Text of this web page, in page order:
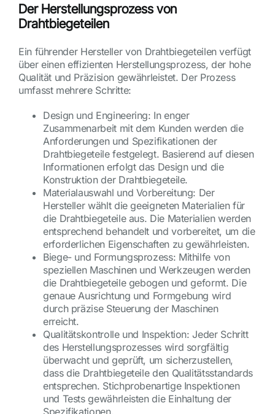
Der Herstellungsprozess von
Drahtbiegeteilen
Ein führender Hersteller von Drahtbiegeteilen verfügt
über einen effizienten Herstellungsprozess, der hohe
Qualität und Präzision gewährleistet. Der Prozess
umfasst mehrere Schritte:
Design und Engineering: In enger
Zusammenarbeit mit dem Kunden werden die
Anforderungen und Spezifikationen der
Drahtbiegeteile festgelegt. Basierend auf diesen
Informationen erfolgt das Design und die
Konstruktion der Drahtbiegeteile.
Materialauswahl und Vorbereitung: Der
Hersteller wählt die geeigneten Materialien für
die Drahtbiegeteile aus. Die Materialien werden
entsprechend behandelt und vorbereitet, um die
erforderlichen Eigenschaften zu gewährleisten.
Biege- und Formungsprozess: Mithilfe von
speziellen Maschinen und Werkzeugen werden
die Drahtbiegeteile gebogen und geformt. Die
genaue Ausrichtung und Formgebung wird
durch präzise Steuerung der Maschinen
erreicht.
Qualitätskontrolle und Inspektion: Jeder Schritt
des Herstellungsprozesses wird sorgfältig
überwacht und geprüft, um sicherzustellen,
dass die Drahtbiegeteile den Qualitätsstandards
entsprechen. Stichprobenartige Inspektionen
und Tests gewährleisten die Einhaltung der
Spezifikationen.